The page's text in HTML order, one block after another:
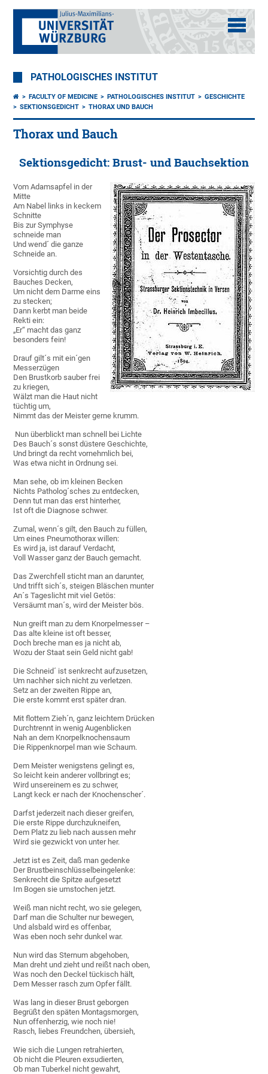
PATHOLOGISCHES INSTITUT
FACULTY OF MEDICINE PATHOLOGISCHES INSTITUT
GESCHICHTE
SEKTIONSGEDICHT
THORAX UND BAUCH
Thorax und Bauch
Sektionsgedicht: Brust- und Bauchsektion
Vom Adamsapfel in der
Mitte
Am Nabel links in keckem
Schnitte
Bis zur Symphyse
schneide man
Und wend´ die ganze
Schneide an.
Vorsichtig durch des
Bauches Decken,
Um nicht dem Darme eins
zu stecken;
Dann kerbt man beide
Rekti ein:
„Er“ macht das ganz
besonders fein!
Drauf gilt´s mit ein´gen
Messerzügen
Den Brustkorb sauber frei
zu kriegen,
Wälzt man die Haut nicht
tüchtig um,
Nimmt das der Meister gerne krumm.
Nun überblickt man schnell bei Lichte
Des Bauch´s sonst düstere Geschichte,
Und bringt da recht vornehmlich bei,
Was etwa nicht in Ordnung sei.
Man sehe, ob im kleinen Becken
Nichts Patholog´sches zu entdecken,
Denn tut man das erst hinterher,
Ist oft die Diagnose schwer.
Zumal, wenn´s gilt, den Bauch zu füllen,
Um eines Pneumothorax willen:
Es wird ja, ist darauf Verdacht,
Voll Wasser ganz der Bauch gemacht.
Das Zwerchfell sticht man an darunter,
Und trifft sich´s, steigen Bläschen munter
An´s Tageslicht mit viel Getös:
Versäumt man´s, wird der Meister bös.
Nun greift man zu dem Knorpelmesser –
Das alte kleine ist oft besser,
Doch breche man es ja nicht ab,
Wozu der Staat sein Geld nicht gab!
Die Schneid´ ist senkrecht aufzusetzen,
Um nachher sich nicht zu verletzen.
Setz an der zweiten Rippe an,
Die erste kommt erst später dran.
Mit flottem Zieh´n, ganz leichtem Drücken
Durchtrennt in wenig Augenblicken
Nah an dem Knorpelknochensaum
Die Rippenknorpel man wie Schaum.
Dem Meister wenigstens gelingt es,
So leicht kein anderer vollbringt es;
Wird unsereinem es zu schwer,
Langt keck er nach der Knochenscher´.
Darfst jederzeit nach dieser greifen,
Die erste Rippe durchzukneifen,
Dem Platz zu lieb nach aussen mehr
Wird sie gezwickt von unter her.
Jetzt ist es Zeit, daß man gedenke
Der Brustbeinschlüsselbeingelenke:
Senkrecht die Spitze aufgesetzt
Im Bogen sie umstochen jetzt.
Weiß man nicht recht, wo sie gelegen,
Darf man die Schulter nur bewegen,
Und alsbald wird es offenbar,
Was eben noch sehr dunkel war.
Nun wird das Sternum abgehoben,
Man dreht und zieht und reißt nach oben,
Was noch den Deckel tückisch hält,
Dem Messer rasch zum Opfer fällt.
Was lang in dieser Brust geborgen
Begrüßt den späten Montagsmorgen,
Nun offenherzig, wie noch nie!
Rasch, liebes Freundchen, übersieh,
Wie sich die Lungen retrahierten,
Ob nicht die Pleuren exsudierten,
Ob man Tuberkel nicht gewahrt,